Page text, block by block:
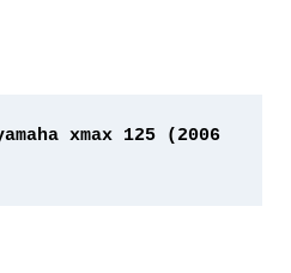
xmax 125 (2006